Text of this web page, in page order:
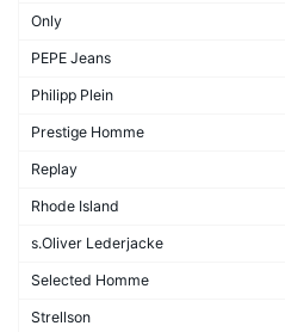
Only
PEPE Jeans
Philipp Plein
Prestige Homme
Replay
Rhode Island
s.Oliver Lederjacke
Selected Homme
Strellson